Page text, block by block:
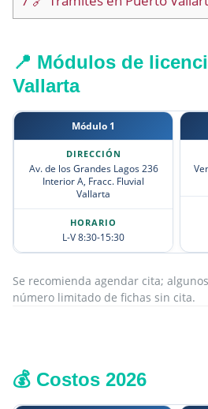
📍 Módulos de
Vallarta
Módulo 1
Av. de los Grandes Lagos 236
Interior A, Fracc. Fluvial
Vallarta
L-V 8:30-15:30
Se recomienda agendar cita;
número limitado de fichas sin cita.
💰 Costos 2026